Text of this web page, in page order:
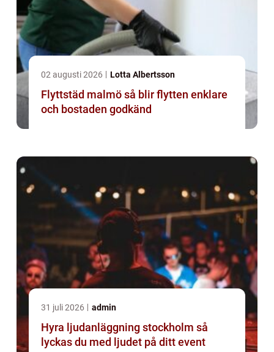
02 augusti 2026 Lotta Albertsson
Flyttstäd malmö så blir flytten enklare
och bostaden godkänd
31 juli 2026 admin
Hyra ljudanläggning stockholm så
lyckas du med ljudet på ditt event